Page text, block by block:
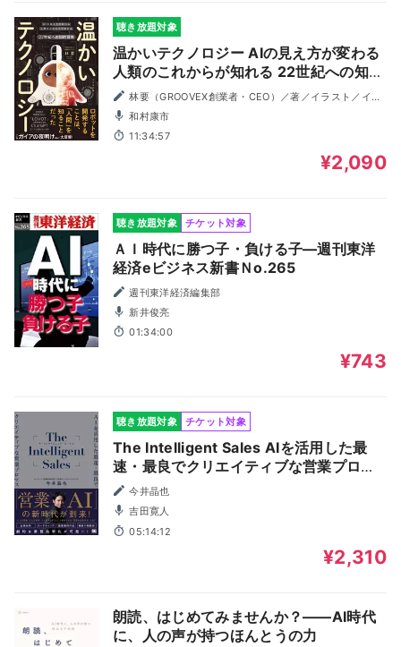
聴き放題対象
温かいテクノロジー AIの見え方が変わる
人類のこれからが知れる 22世紀への知的
冒険
林要（GROOVEX創業者・CEO）／著／イラスト／イラ
スト, 根津孝太／イラスト
和村康市
11:34:57
¥2,090
聴き放題対象 チケット対象
ＡＩ時代に勝つ子・負ける子―週刊東洋
経済eビジネス新書Ｎo.265
週刊東洋経済編集部
新井俊亮
01:34:00
¥743
聴き放題対象 チケット対象
The Intelligent Sales AIを活用した最
速・最良でクリエイティブな営業プロセ
ス 今井晶也
吉田寛人
05:14:12
¥2,310
朗読、はじめてみませんか？――AI時代
に、人の声が持つほんとうの力